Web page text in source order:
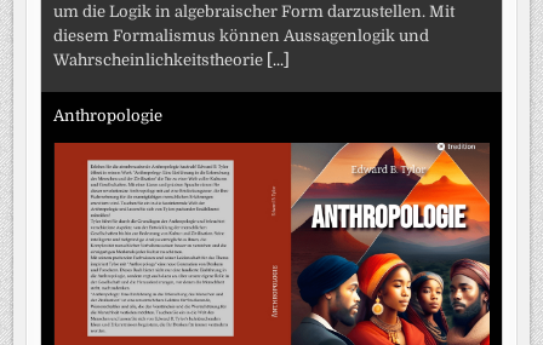
um die Logik in algebraischer Form darzustellen. Mit
diesem Formalismus können Aussagenlogik und
Wahrscheinlichkeitstheorie [...]
Anthropologie